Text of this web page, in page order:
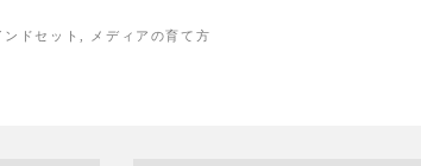
ンドセット メディアの育て方